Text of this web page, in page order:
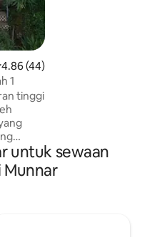
purata 4.86
4.86 (44)
1
tinggi
hiasan
untuk sewaan